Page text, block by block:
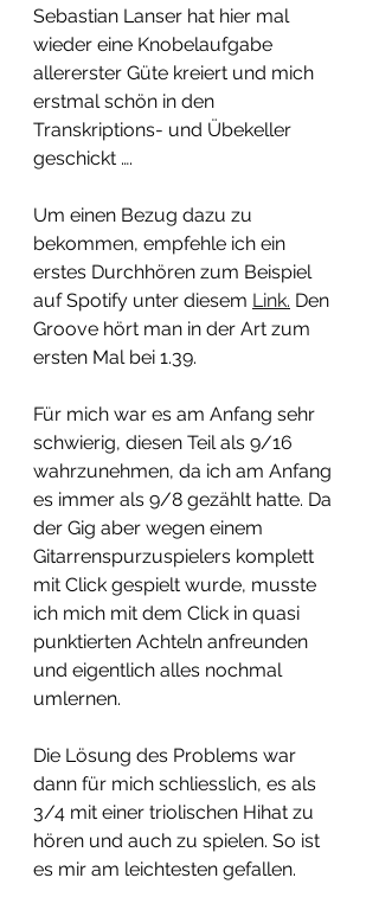
Sebastian Lanser hat hier mal
wieder eine Knobelaufgabe
allererster Güte kreiert und mich
erstmal schön in den
Transkriptions- und Übekeller
geschickt ….
Um einen Bezug dazu zu
bekommen, empfehle ich ein
erstes Durchhören zum Beispiel
auf Spotify unter diesem Link. Den
Groove hört man in der Art zum
ersten Mal bei 1.39.
Für mich war es am Anfang sehr
schwierig, diesen Teil als 9/16
wahrzunehmen, da ich am Anfang
es immer als 9/8 gezählt hatte. Da
der Gig aber wegen einem
Gitarrenspurzuspielers komplett
mit Click gespielt wurde, musste
ich mich mit dem Click in quasi
punktierten Achteln anfreunden
und eigentlich alles nochmal
umlernen.
Die Lösung des Problems war
dann für mich schliesslich, es als
3/4 mit einer triolischen Hihat zu
hören und auch zu spielen. So ist
es mir am leichtesten gefallen.